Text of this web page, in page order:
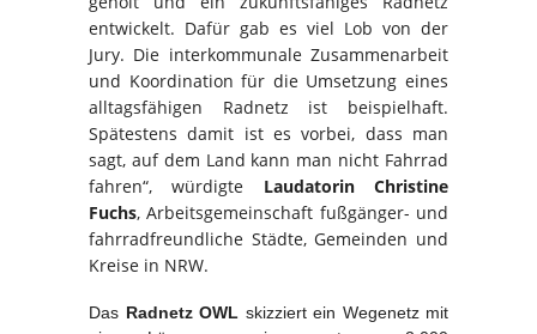
entwickelt. Dafür gab es viel Lob von der
Jury. Die interkommunale Zusammenarbeit
und Koordination für die Umsetzung eines
alltagsfähigen Radnetz ist beispielhaft.
Spätestens damit ist es vorbei, dass man
sagt, auf dem Land kann man nicht Fahrrad
fahren“, würdigte Laudatorin Christine
Fuchs, Arbeitsgemeinschaft fußgänger- und
fahrradfreundliche Städte, Gemeinden und
Kreise in NRW.
Das Radnetz OWL skizziert ein Wegenetz mit